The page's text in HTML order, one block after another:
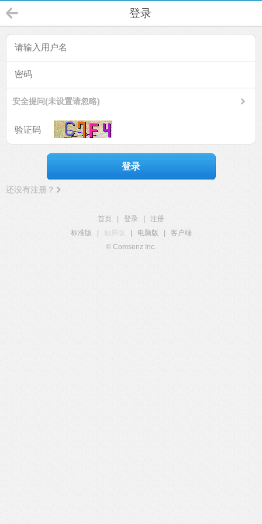
登录
安全提问(未设置请忽略)
登录
还没有注册？
首页 登录
注册
标准版
触屏版 电脑版
客户端
© Comsenz Inc.